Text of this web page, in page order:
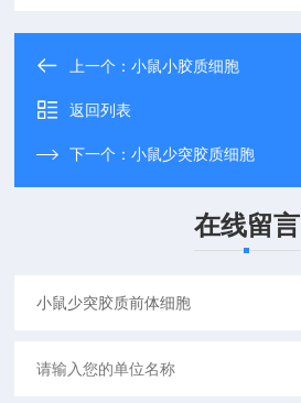
上一个：小鼠小胶质细胞
返回列表
下一个：小鼠少突胶质细胞
在线留言